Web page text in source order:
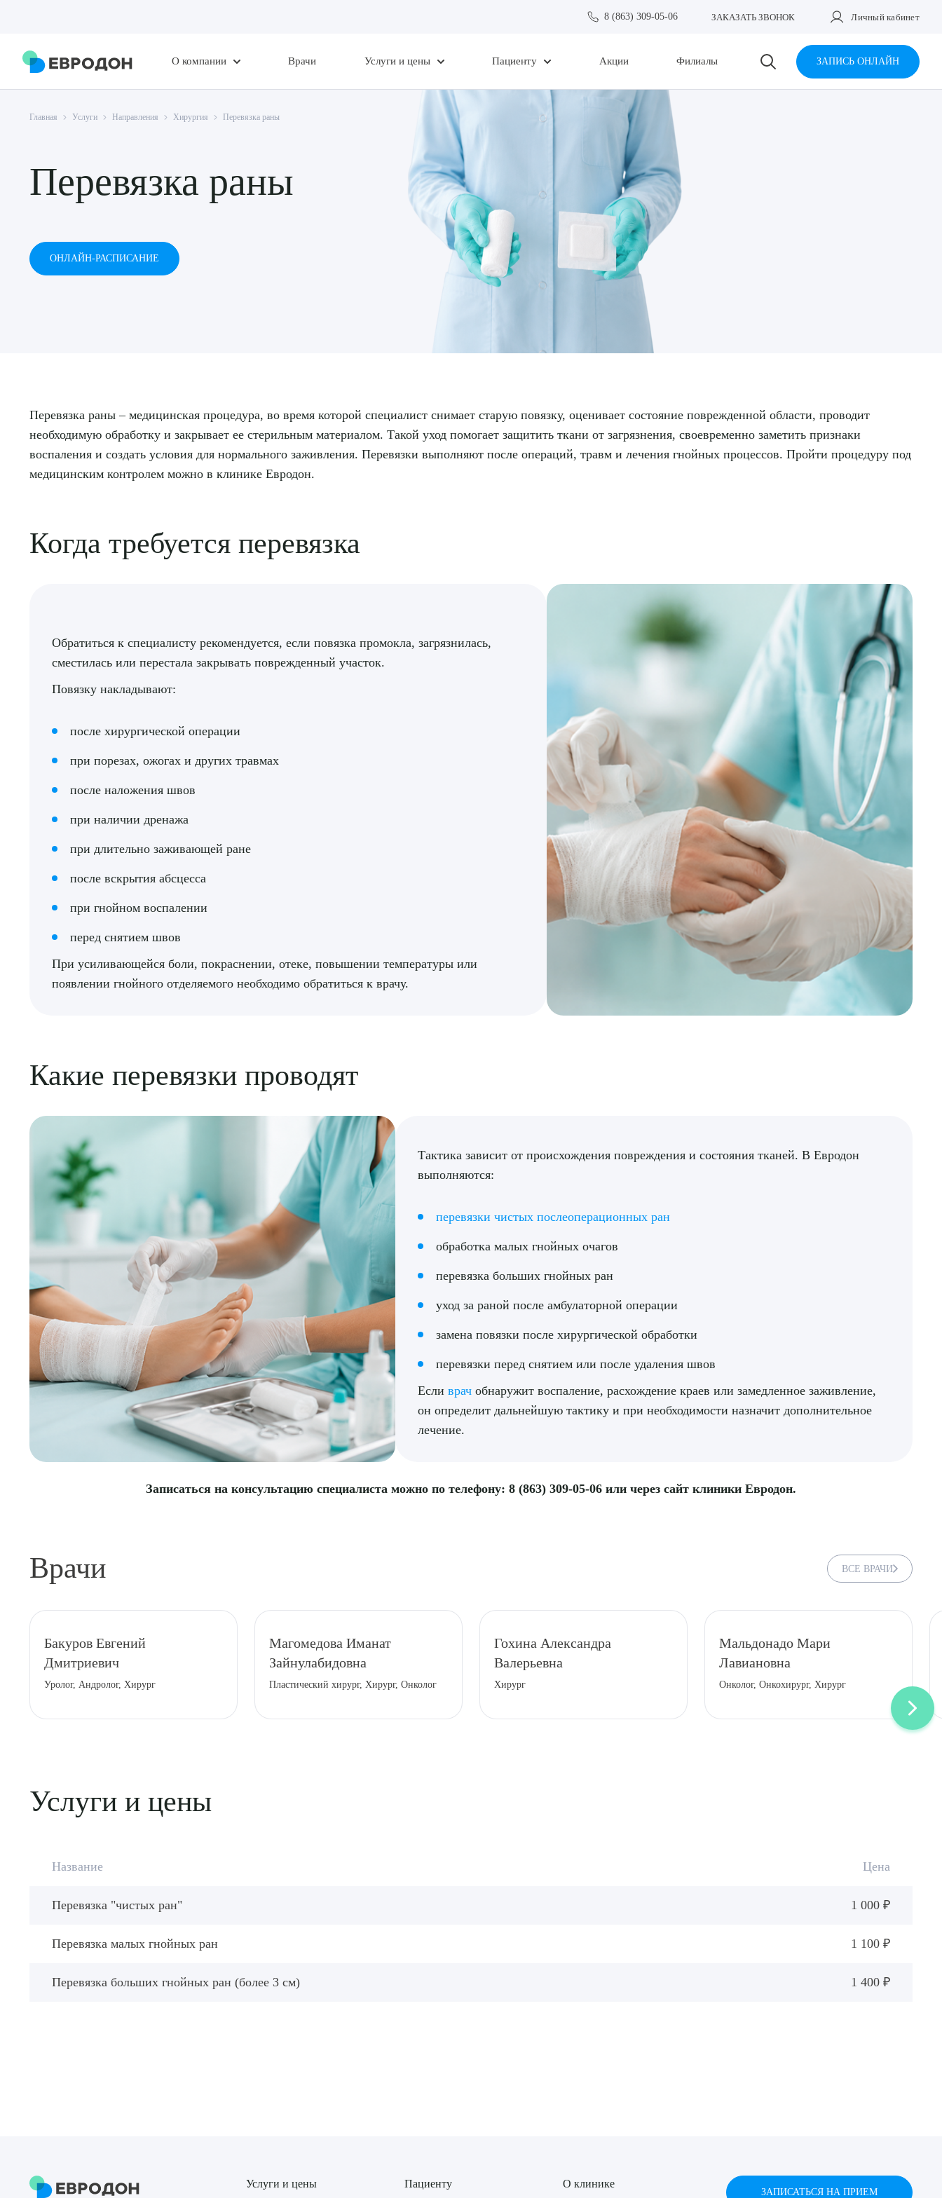
8 (863) 309-05-06 ЗАКАЗАТЬ ЗВОНОК Личный кабинет
О компании Врачи Услуги и цены Пациенту Акции Филиалы ЗАПИСЬ ОНЛАЙН
Главная Услуги Направления Хирургия Перевязка раны
Перевязка раны
ОНЛАЙН-РАСПИСАНИЕ
Перевязка раны – медицинская процедура, во время которой специалист снимает старую повязку, оценивает состояние поврежденной области, проводит
необходимую обработку и закрывает ее стерильным материалом. Такой уход помогает защитить ткани от загрязнения, своевременно заметить признаки
воспаления и создать условия для нормального заживления. Перевязки выполняют после операций, травм и лечения гнойных процессов. Пройти процедуру под
медицинским контролем можно в клинике Евродон.
Когда требуется перевязка
Обратиться к специалисту рекомендуется, если повязка промокла, загрязнилась,
сместилась или перестала закрывать поврежденный участок.
Повязку накладывают:
после хирургической операции
при порезах, ожогах и других травмах
после наложения швов
при наличии дренажа
при длительно заживающей ране
после вскрытия абсцесса
при гнойном воспалении
перед снятием швов
При усиливающейся боли, покраснении, отеке, повышении температуры или
появлении гнойного отделяемого необходимо обратиться к врачу.
Какие перевязки проводят
Тактика зависит от происхождения повреждения и состояния тканей. В Евродон
выполняются:
перевязки чистых послеоперационных ран
обработка малых гнойных очагов
перевязка больших гнойных ран
уход за раной после амбулаторной операции
замена повязки после хирургической обработки
перевязки перед снятием или после удаления швов
Есливрач обнаружит воспаление, расхождение краев или замедленное заживление,
он определит дальнейшую тактику и при необходимости назначит дополнительное
лечение.
Записаться на консультацию специалиста можно по телефону: 8 (863) 309-05-06 или через сайт клиники Евродон.
Врачи ВСЕ ВРАЧИ
Бакуров Евгений
Дмитриевич
Уролог, Андролог, Хирург
Магомедова Иманат
Зайнулабидовна
Пластический хирург, Хирург, Онколог
Гохина Александра
Валерьевна
Хирург
Мальдонадо Мари
Лавиановна
Онколог, Онкохирург, Хирург
Услуги и цены
Название Цена
Перевязка "чистых ран" 1 000 ₽
Перевязка малых гнойных ран 1 100 ₽
Перевязка больших гнойных ран (более 3 см) 1 400 ₽
Услуги и цены Пациенту О клинике
ЗАПИСАТЬСЯ НА ПРИЕМ
ОТПРАВИТЬ
Выберите сопутствующую услугу
ПОДТВЕРДИТЬ